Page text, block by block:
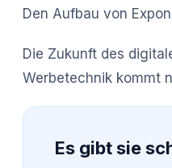
Den Aufbau von
Die Zukunft des
Werbetechnik kommt
Es gibt sie